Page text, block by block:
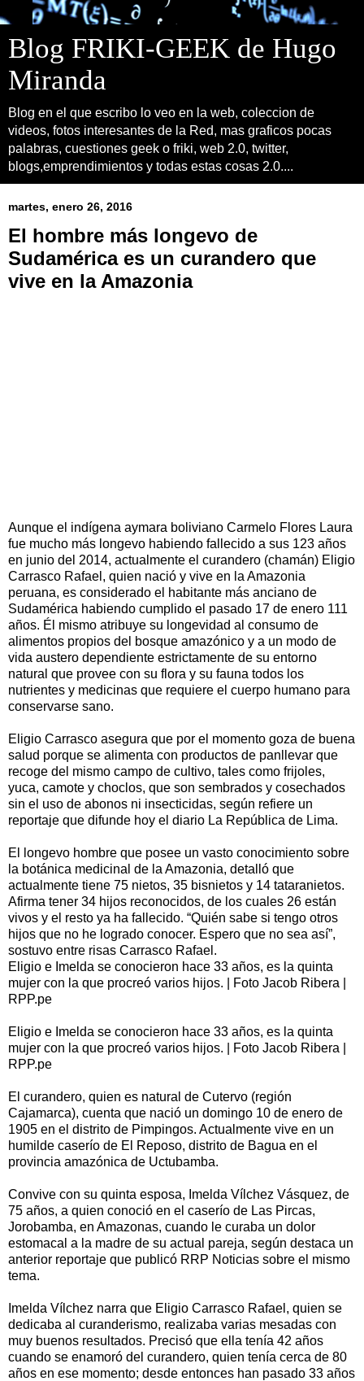
Blog FRIKI-GEEK de Hugo
Miranda
Blog en el que escribo lo veo en la web, coleccion de
videos, fotos interesantes de la Red, mas graficos pocas
palabras, cuestiones geek o friki, web 2.0, twitter,
blogs,emprendimientos y todas estas cosas 2.0....
martes, enero 26, 2016
El hombre más longevo de
Sudamérica es un curandero que
vive en la Amazonia
Aunque el indígena aymara boliviano Carmelo Flores Laura
fue mucho más longevo habiendo fallecido a sus 123 años
en junio del 2014, actualmente el curandero (chamán) Eligio
Carrasco Rafael, quien nació y vive en la Amazonia
peruana, es considerado el habitante más anciano de
Sudamérica habiendo cumplido el pasado 17 de enero 111
años. Él mismo atribuye su longevidad al consumo de
alimentos propios del bosque amazónico y a un modo de
vida austero dependiente estrictamente de su entorno
natural que provee con su flora y su fauna todos los
nutrientes y medicinas que requiere el cuerpo humano para
conservarse sano.
Eligio Carrasco asegura que por el momento goza de buena
salud porque se alimenta con productos de panllevar que
recoge del mismo campo de cultivo, tales como frijoles,
yuca, camote y choclos, que son sembrados y cosechados
sin el uso de abonos ni insecticidas, según refiere un
reportaje que difunde hoy el diario La República de Lima.
El longevo hombre que posee un vasto conocimiento sobre
la botánica medicinal de la Amazonia, detalló que
actualmente tiene 75 nietos, 35 bisnietos y 14 tataranietos.
Afirma tener 34 hijos reconocidos, de los cuales 26 están
vivos y el resto ya ha fallecido. “Quién sabe si tengo otros
hijos que no he logrado conocer. Espero que no sea así”,
sostuvo entre risas Carrasco Rafael.
Eligio e Imelda se conocieron hace 33 años, es la quinta
mujer con la que procreó varios hijos. | Foto Jacob Ribera |
RPP.pe
Eligio e Imelda se conocieron hace 33 años, es la quinta
mujer con la que procreó varios hijos. | Foto Jacob Ribera |
RPP.pe
El curandero, quien es natural de Cutervo (región
Cajamarca), cuenta que nació un domingo 10 de enero de
1905 en el distrito de Pimpingos. Actualmente vive en un
humilde caserío de El Reposo, distrito de Bagua en el
provincia amazónica de Uctubamba.
Convive con su quinta esposa, Imelda Vílchez Vásquez, de
75 años, a quien conoció en el caserío de Las Pircas,
Jorobamba, en Amazonas, cuando le curaba un dolor
estomacal a la madre de su actual pareja, según destaca un
anterior reportaje que publicó RRP Noticias sobre el mismo
tema.
Imelda Vílchez narra que Eligio Carrasco Rafael, quien se
dedicaba al curanderismo, realizaba varias mesadas con
muy buenos resultados. Precisó que ella tenía 42 años
cuando se enamoró del curandero, quien tenía cerca de 80
años en ese momento; desde entonces han pasado 33 años